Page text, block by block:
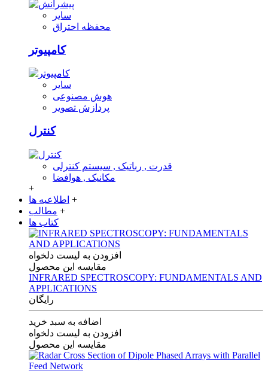
سایر
محفظه احتراق
کامپیوتر
سایر
هوش مصنوعی
پردازش تصویر
کنترل
قدرت , رباتیک , سیستم کنترلی
مکانیک , هوافضا
+
اطلاعیه ها +
مطالب +
کتاب ها
افزودن به لیست دلخواه
مقایسه این محصول
INFRARED SPECTROSCOPY: FUNDAMENTALS AND
APPLICATIONS
رایگان
اضافه به سبد خرید
افزودن به لیست دلخواه
مقایسه این محصول